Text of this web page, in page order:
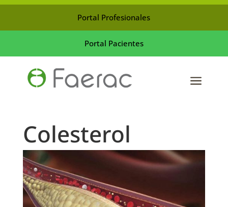
Portal Profesionales
Portal Pacientes
a
Colesterol